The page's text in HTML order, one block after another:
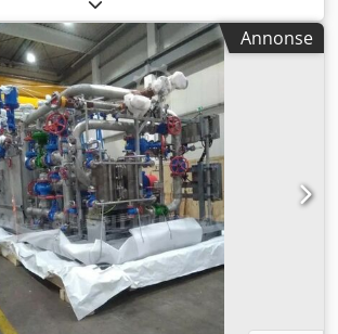
for trykkluftanlegg. Djdpfx Akop
fra Atlas Copco.
for kompressor. Nedmontert på
Ble nesten ikke
Atlas Copco ER90 –
PDF. For vannkjølt, oljefri ZR-
din vannkjølte, oljefrie ZR-kompressor
for varmtvann med ER, vår
Effekt: 90 kW Spesialutstyr:
– redundans Andre varmeveksler –
Ble nesten aldri brukt – feilplanlegging!
ikke flere dokumenter tilgjengelig.
Annonse